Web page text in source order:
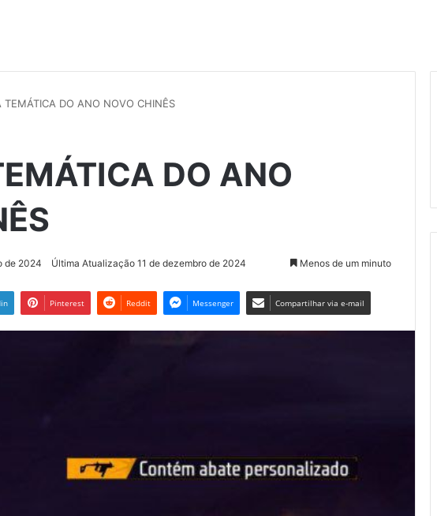
TEMÁTICA DO ANO NOVO CHINÊS
DO ANO
de 2024 Última Atualização 11 de dezembro de 2024 Menos de um minuto
Pinterest Reddit Messenger Compartilhar via e-mail